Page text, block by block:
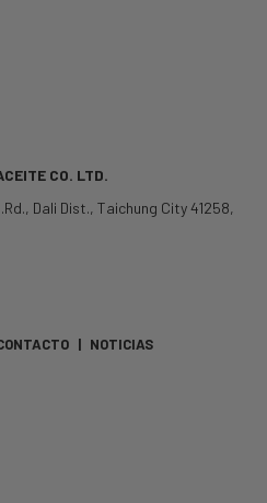
CO. LTD.
, Dali Dist.,Taichung City41258,
| NOTICIAS